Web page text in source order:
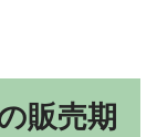
販売期